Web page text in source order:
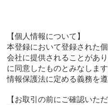
【個人情報について】
本登録において登録された
会社に提供されることがあ
に同意したものとみなしま
情報保護法に定める義務を
【お取引の前にご確認いた